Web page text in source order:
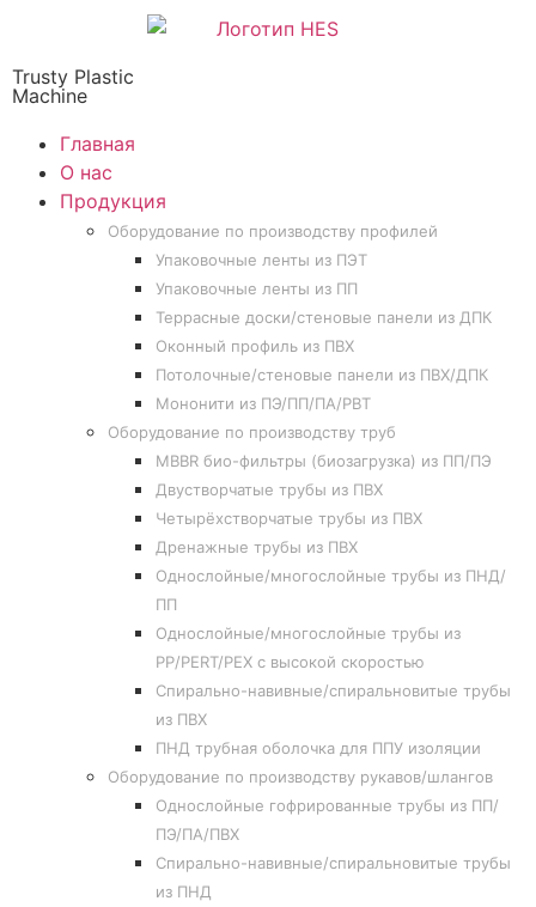
Trusty Plastic
Machine
Главная
О нас
Продукция
Оборудование по производству профилей
Упаковочные ленты из ПЭТ
Упаковочные ленты из ПП
Террасные доски/стеновые панели из ДПК
Оконный профиль из ПВХ
Потолочные/стеновые панели из ПВХ/ДПК
Мононити из ПЭ/ПП/ПА/PBT
Оборудование по производству труб
MBBR био-фильтры (биозагрузка) из ПП/ПЭ
Двустворчатые трубы из ПВХ
Четырёхстворчатые трубы из ПВХ
Дренажные трубы из ПВХ
Однослойные/многослойные трубы из ПНД/
ПП
Однослойные/многослойные трубы из
PP/PERT/PEX с высокой скоростью
Спирально-навивные/спиральновитые трубы
из ПВХ
ПНД трубная оболочка для ППУ изоляции
Оборудование по производству рукавов/шлангов
Однослойные гофрированные трубы из ПП/
ПЭ/ПА/ПВХ
Спирально-навивные/спиральновитые трубы
из ПНД